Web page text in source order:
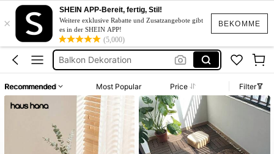
BEKOMME
×
SHEIN APP-Bereit, fertig, Stil!
Weitere exklusive Rabatte und Zusatzangebote gibt
es in der SHEIN APP!
(5,000)
Terassenfliesen
Balkon
Balkon Boden
Balkon Dekoration
Terassenfliesen
Balkon
Recommended Most Popular Price Filter